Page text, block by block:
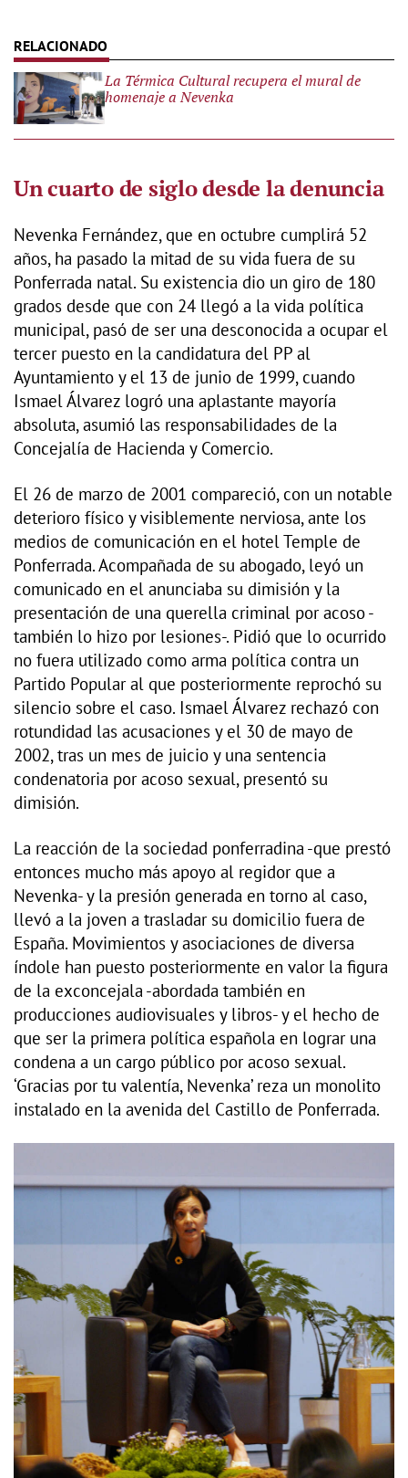
La Térmica Cultural recupera el mural de
homenaje a Nevenka
Un cuarto de siglo desde la denuncia
Nevenka Fernández, que en octubre cumplirá 52
años, ha pasado la mitad de su vida fuera de su
Ponferrada natal. Su existencia dio un giro de 180
grados desde que con 24 llegó a la vida política
municipal, pasó de ser una desconocida a ocupar el
tercer puesto en la candidatura del PP al
Ayuntamiento y el 13 de junio de 1999, cuando
Ismael Álvarez logró una aplastante mayoría
absoluta, asumió las responsabilidades de la
Concejalía de Hacienda y Comercio.
El 26 de marzo de 2001 compareció, con un notable
deterioro físico y visiblemente nerviosa, ante los
medios de comunicación en el hotel Temple de
Ponferrada. Acompañada de su abogado, leyó un
comunicado en el anunciaba su dimisión y la
presentación de una querella criminal por acoso -
también lo hizo por lesiones-. Pidió que lo ocurrido
no fuera utilizado como arma política contra un
Partido Popular al que posteriormente reprochó su
silencio sobre el caso. Ismael Álvarez rechazó con
rotundidad las acusaciones y el 30 de mayo de
2002, tras un mes de juicio y una sentencia
condenatoria por acoso sexual, presentó su
dimisión.
La reacción de la sociedad ponferradina -que prestó
entonces mucho más apoyo al regidor que a
Nevenka- y la presión generada en torno al caso,
llevó a la joven a trasladar su domicilio fuera de
España. Movimientos y asociaciones de diversa
índole han puesto posteriormente en valor la figura
de la exconcejala -abordada también en
producciones audiovisuales y libros- y el hecho de
que ser la primera política española en lograr una
condena a un cargo público por acoso sexual.
‘Gracias por tu valentía, Nevenka’ reza un monolito
instalado en la avenida del Castillo de Ponferrada.